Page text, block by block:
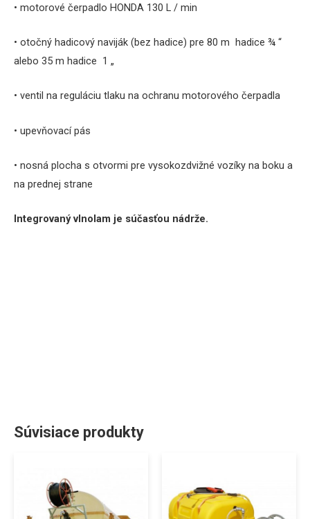
• motorové čerpadlo HONDA 130 L / min
• otočný hadicový naviják (bez hadice) pre 80 m hadice ¾ “
alebo 35 m hadice 1 „
• ventil na reguláciu tlaku na ochranu motorového čerpadla
• upevňovací pás
• nosná plocha s otvormi pre vysokozdvižné vozíky na boku a
na prednej strane
Integrovaný vlnolam je súčasťou nádrže.
Súvisiace produkty